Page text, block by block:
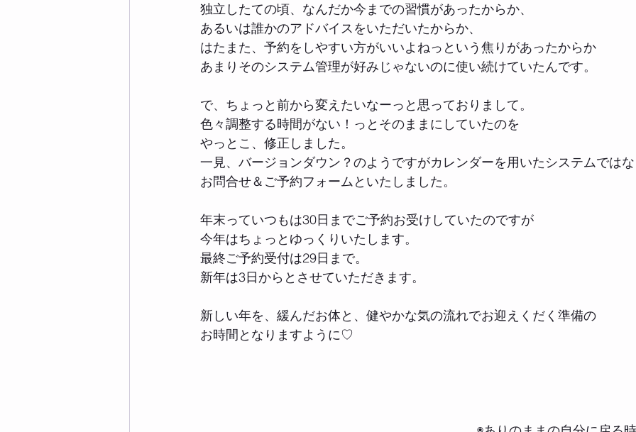
独立したての頃、なんだか今までの習慣があったからか、
あるいは誰かのアドバイスをいただいたからか、
はたまた、予約をしやすい方がいいよねっという焦りがあったからか
あまりそのシステム管理が好みじゃないのに使い続けていたんです。
で、ちょっと前から変えたいなーっと思っておりまして。
色々調整する時間がない！っとそのままにしていたのを
やっとこ、修正しました。
一見、バージョンダウン？のようですがカレンダーを用いたシステムでは
お問合せ＆ご予約フォームといたしました。
年末っていつもは30日までご予約お受けしていたのですが
今年はちょっとゆっくりいたします。
最終ご予約受付は29日まで。
新年は3日からとさせていただきます。
新しい年を、緩んだお体と、健やかな気の流れでお迎えくだく準備の
お時間となりますように♡